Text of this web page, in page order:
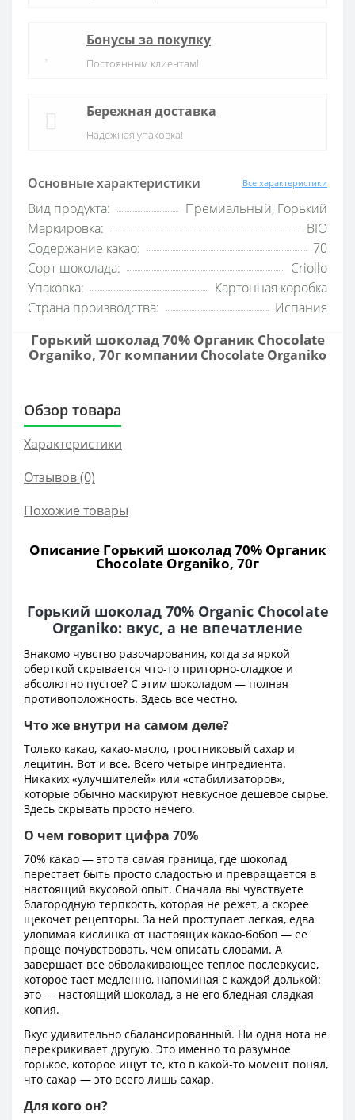
Основные характеристики Все характеристики
Вид продукта:
Премиальный, Горький
Маркировка:
BIO
Содержание какао:
70
Сорт шоколада:
Criollo
Упаковка:
Картонная коробка
Страна производства:
Испания
Бонусы за покупку
Постоянным клиентам!
Бережная доставка
Надежная упаковка!
Горький шоколад 70% Органик Chocolate
Organiko, 70г компании Chocolate Organiko
Обзор товара
Характеристики
Отзывов (0)
Похожие товары
Описание Горький шоколад 70% Органик
Chocolate Organiko, 70г
Горький шоколад 70% Organic Chocolate
Organiko: вкус, а не впечатление
Знакомо чувство разочарования, когда за яркой
оберткой скрывается что-то приторно-сладкое и
абсолютно пустое? С этим шоколадом — полная
противоположность. Здесь все честно.
Что же внутри на самом деле?
Только какао, какао-масло, тростниковый сахар и
лецитин. Вот и все. Всего четыре ингредиента.
Никаких «улучшителей» или «стабилизаторов»,
которые обычно маскируют невкусное дешевое сырье.
Здесь скрывать просто нечего.
О чем говорит цифра 70%
70% какао — это та самая граница, где шоколад
перестает быть просто сладостью и превращается в
настоящий вкусовой опыт. Сначала вы чувствуете
благородную терпкость, которая не режет, а скорее
щекочет рецепторы. За ней проступает легкая, едва
уловимая кислинка от настоящих какао-бобов — ее
проще почувствовать, чем описать словами. А
завершает все обволакивающее теплое послевкусие,
которое тает медленно, напоминая с каждой долькой:
это — настоящий шоколад, а не его бледная сладкая
копия.
Вкус удивительно сбалансированный. Ни одна нота не
перекрикивает другую. Это именно то разумное
горькое, которое ищут те, кто в какой-то момент понял,
что сахар — это всего лишь сахар.
Для кого он?